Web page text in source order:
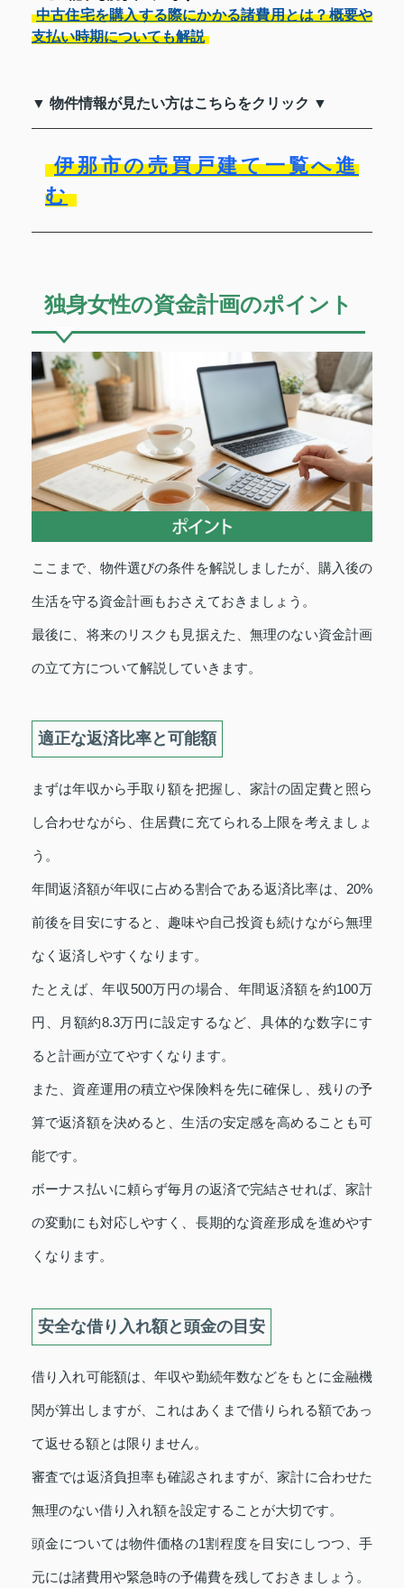
中古住宅を購入する際にかかる諸費用とは？概要や
支払い時期についても解説
▼ 物件情報が見たい方はこちらをクリック ▼
伊那市の売買戸建て一覧へ進
む
独身女性の資金計画のポイント
ここまで、物件選びの条件を解説しましたが、購入後の
生活を守る資金計画もおさえておきましょう。
最後に、将来のリスクも見据えた、無理のない資金計画
の立て方について解説していきます。
適正な返済比率と可能額
まずは年収から手取り額を把握し、家計の固定費と照ら
し合わせながら、住居費に充てられる上限を考えましょ
う。
年間返済額が年収に占める割合である返済比率は、20%
前後を目安にすると、趣味や自己投資も続けながら無理
なく返済しやすくなります。
たとえば、年収500万円の場合、年間返済額を約100万
円、月額約8.3万円に設定するなど、具体的な数字にす
ると計画が立てやすくなります。
また、資産運用の積立や保険料を先に確保し、残りの予
算で返済額を決めると、生活の安定感を高めることも可
能です。
ボーナス払いに頼らず毎月の返済で完結させれば、家計
の変動にも対応しやすく、長期的な資産形成を進めやす
くなります。
安全な借り入れ額と頭金の目安
借り入れ可能額は、年収や勤続年数などをもとに金融機
関が算出しますが、これはあくまで借りられる額であっ
て返せる額とは限りません。
審査では返済負担率も確認されますが、家計に合わせた
無理のない借り入れ額を設定することが大切です。
頭金については物件価格の1割程度を目安にしつつ、手
元には諸費用や緊急時の予備費を残しておきましょう。